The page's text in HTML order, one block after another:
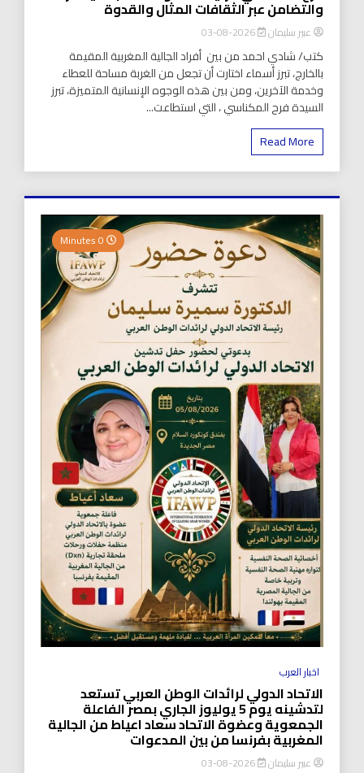
والتضامن عبر الثقافات المثال والقدوة
عبير سليمان 2026-08-03
كتب/ شادي احمد من بين أفراد الجالية المغربية المقيمة
بالخارج، تبرز أسماء اختارت أن تجعل من الغربة مساحة للعطاء
وخدمة الآخرين، ومن بين هذه الوجوه الإنسانية المتميزة، تبرز
السيدة فرح المكناسي ، التي استطاعت...
Read More
اخبار العرب
الاتحاد الدولي لرائدات الوطن العربي تستعد
لتدشينه يوم 5 يوليوز الجاري بمصر الفاعلة
الجمعوية وعضوة الاتحاد سعاد اعياط من الجالية
المغربية بفرنسا من بين المدعوات
عبير سليمان 2026-08-03